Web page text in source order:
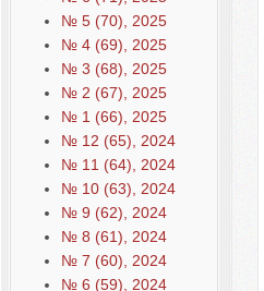
№ 5 (70), 2025
№ 4 (69), 2025
№ 3 (68), 2025
№ 2 (67), 2025
№ 1 (66), 2025
№ 12 (65), 2024
№ 11 (64), 2024
№ 10 (63), 2024
№ 9 (62), 2024
№ 8 (61), 2024
№ 7 (60), 2024
№ 6 (59), 2024